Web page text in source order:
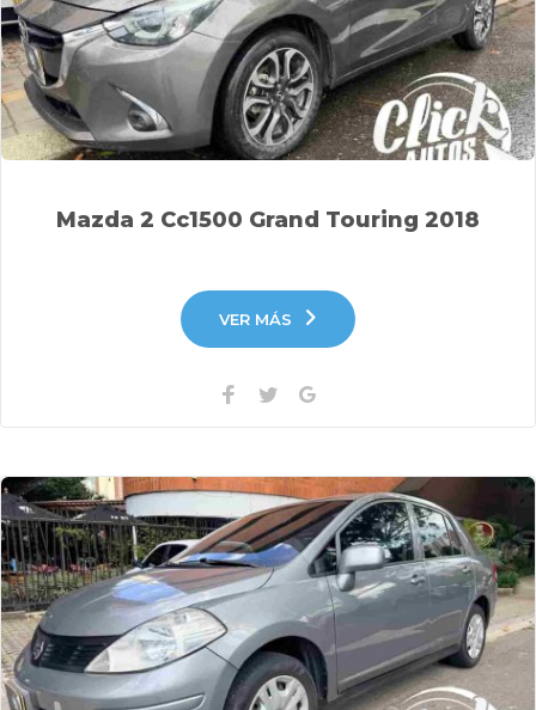
Mazda 2 Cc1500 Grand Touring 2018
VER MÁS
Facebook
Twitter